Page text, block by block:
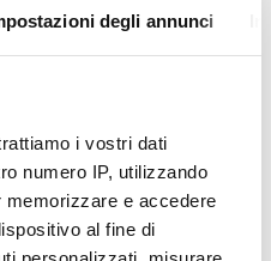
degli annunci
i vostri dati
numero IP, utilizzando
e accedere
al fine di
del servizio idrico
convenzione di
sito dell’
connesse ai
di parte
istanza di parte la